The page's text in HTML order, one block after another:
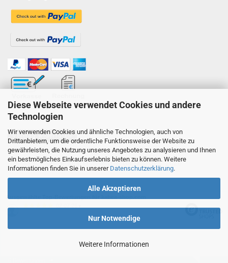
Diese Webseite verwendet Cookies und andere
Technologien
Wir verwenden Cookies und ähnliche Technologien, auch von
Drittanbietern, um die ordentliche Funktionsweise der Website zu
gewährleisten, die Nutzung unseres Angebotes zu analysieren und Ihnen
ein bestmögliches Einkaufserlebnis bieten zu können. Weitere
Informationen finden Sie in unserer Datenschutzerklärung.
Alle Akzeptieren
Nur Notwendige
Weitere Informationen
Vertrag widerrufen
Onlineshop erstellenmit Gambio.de © 2026
Ausgewählte Top-Bewertungen für kabea-shop.com